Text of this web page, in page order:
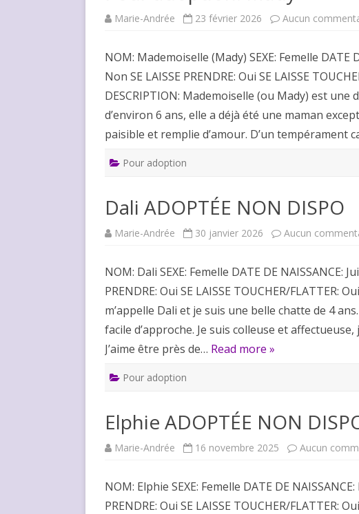
Marie-Andrée 23 février 2026 Aucun
NOM: Mademoiselle (Mady) SEXE: Femelle DATE
Non SE LAISSE PRENDRE: Oui SE LAISSE
DESCRIPTION: Mademoiselle (ou Mady) est
d’environ 6 ans, elle a déjà été une maman
paisible et remplie d’amour. D’un tempérament
Pour adoption
Dali ADOPTÉE NON DISPO
Marie-Andrée 30 janvier 2026 Aucun
NOM: Dali SEXE: Femelle DATE DE NAISSANCE:
PRENDRE: Oui SE LAISSE TOUCHER/FLATTER:
m’appelle Dali et je suis une belle chatte de 4
facile d’approche. Je suis colleuse et
J’aime être près de… Read more »
Pour adoption
Elphie ADOPTÉE NON
Marie-Andrée 16 novembre 2025 Aucun
NOM: Elphie SEXE: Femelle DATE DE
PRENDRE: Oui SE LAISSE TOUCHER/FLATTER: